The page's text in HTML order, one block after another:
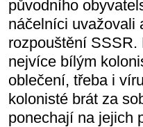
původního
náčelníci uvažovali
rozpouštění
nejvíce bílým
oblečení, třeba i
kolonisté brát za
ponechají na jejich